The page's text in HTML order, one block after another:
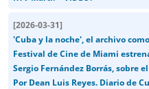
[2026-03-31]
'Cuba y la noche', el archivo
Festival de Cine de Miami
Sergio Fernández Borrás, sobre
Por Dean Luis Reyes. Diario de